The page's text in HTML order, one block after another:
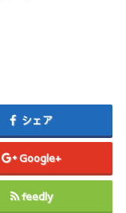
シェア
Google+
feedly